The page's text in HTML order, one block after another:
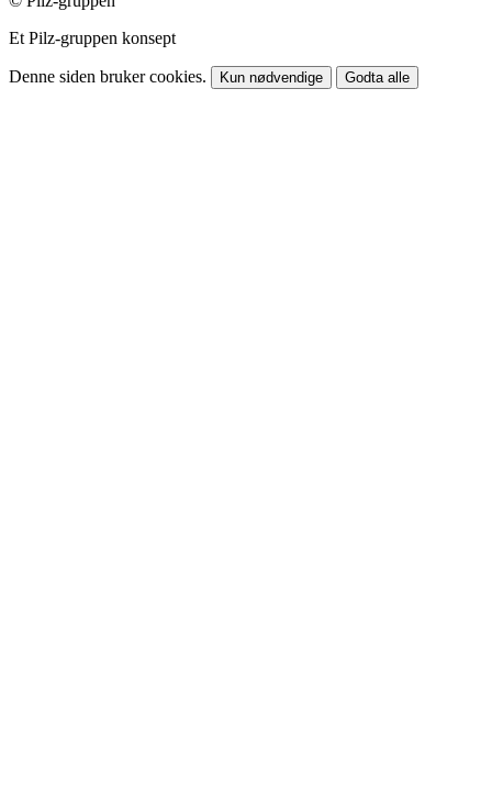
Et Pilz-gruppen konsept
Denne siden bruker cookies. Kun nødvendige Godta alle